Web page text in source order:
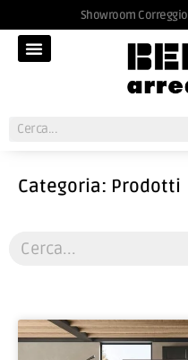
Showroom Correggio
Categoria: Prodotti